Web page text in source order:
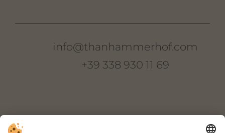
info@thanhammerhof.com
+39 338 930 11 69